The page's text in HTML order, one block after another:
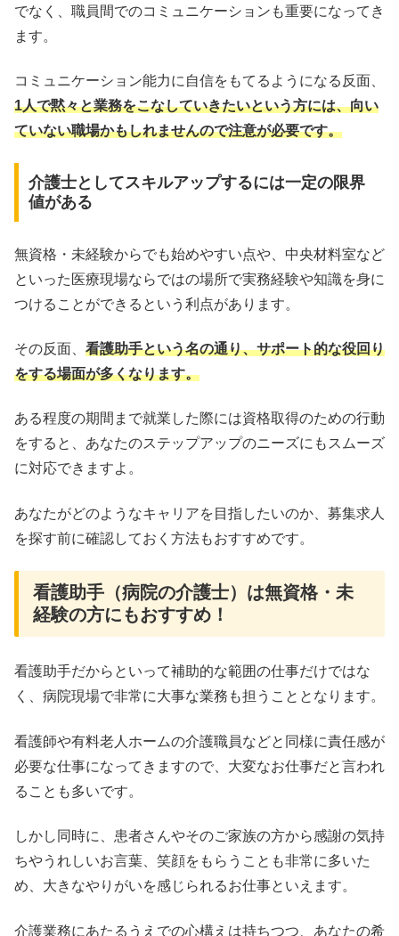
でなく、職員間でのコミュニケーションも重要になってき
ます。
コミュニケーション能力に自信をもてるようになる反面、
1人で黙々と業務をこなしていきたいという方には、向い
ていない職場かもしれませんので注意が必要です。
介護士としてスキルアップするには一定の限界
値がある
無資格・未経験からでも始めやすい点や、中央材料室など
といった医療現場ならではの場所で実務経験や知識を身に
つけることができるという利点があります。
その反面、 看護助手という名の通り、サポート的な役回り
をする場面が多くなります。
ある程度の期間まで就業した際には資格取得のための行動
をすると、あなたのステップアップのニーズにもスムーズ
に対応できますよ。
あなたがどのようなキャリアを目指したいのか、募集求人
を探す前に確認しておく方法もおすすめです。
看護助手（病院の介護士）は無資格・未
経験の方にもおすすめ！
看護助手だからといって補助的な範囲の仕事だけではな
く、病院現場で非常に大事な業務も担うこととなります。
看護師や有料老人ホームの介護職員などと同様に責任感が
必要な仕事になってきますので、大変なお仕事だと言われ
ることも多いです。
しかし同時に、患者さんやそのご家族の方から感謝の気持
ちやうれしいお言葉、笑顔をもらうことも非常に多いた
め、大きなやりがいを感じられるお仕事といえます。
介護業務にあたるうえでの心構えは持ちつつ、あなたの希